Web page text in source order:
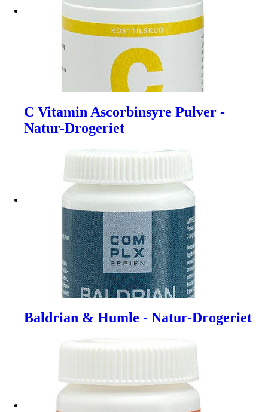
C Vitamin Ascorbinsyre Pulver -
Natur-Drogeriet
Baldrian & Humle - Natur-Drogeriet